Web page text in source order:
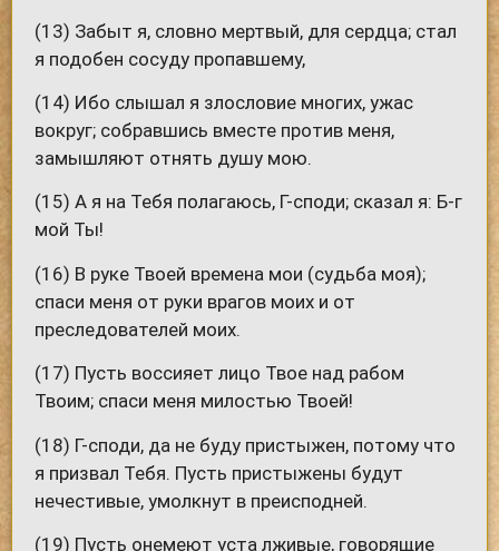
(13) Забыт я, словно мертвый, для сердца; стал
я подобен сосуду пропавшему,
(14) Ибо слышал я злословие многих, ужас
вокруг; собравшись вместе против меня,
замышляют отнять душу мою.
(15) А я на Тебя полагаюсь, Г-споди; сказал я: Б-г
мой Ты!
(16) В руке Твоей времена мои (судьба моя);
спаси меня от руки врагов моих и от
преследователей моих.
(17) Пусть воссияет лицо Твое над рабом
Твоим; спаси меня милостью Твоей!
(18) Г-споди, да не буду пристыжен, потому что
я призвал Тебя. Пусть пристыжены будут
нечестивые, умолкнут в преисподней.
(19) Пусть онемеют уста лживые, говорящие